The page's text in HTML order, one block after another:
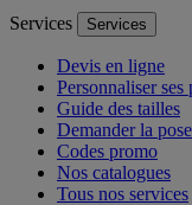
Services Services
Devis en ligne
Personnaliser
Guide des tailles
Demander la
Codes promo
Nos catalogues
Tous nos services